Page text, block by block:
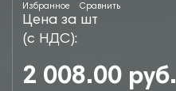
Избранное Сравнить
Цена за шт
(с НДС):
2 008.00 руб.